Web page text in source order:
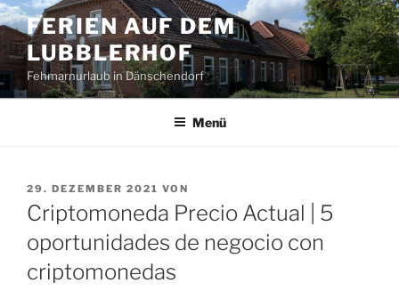
Zum
Inhalt
springen
FERIEN AUF DEM
LUBBLERHOF
Fehmarnurlaub in Dänschendorf
Menü
VERÖFFENTLICHT
AM
29. DEZEMBER 2021 VON
Criptomoneda Precio Actual | 5
oportunidades de negocio con
criptomonedas